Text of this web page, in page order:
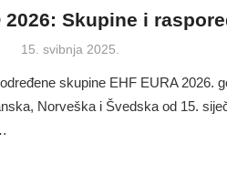
2026: Skupine i
Posted
15. svibnja 2025.
skupine EHF EURA 2026.
Norveška i Švedska od 15.